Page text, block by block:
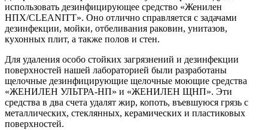
использовать дезинфицирующее средство «Женилен
НПХ/CLEANITT». Оно отлично справляется с задачами
дезинфекции, мойки, отбеливания раковин, унитазов,
кухонных плит, а также полов и стен.
Для удаления особо стойких загрязнений и дезинфекции
поверхностей нашей лабораторией были разработаны
щелочные дезинфицирующие щелочные моющие средства
«ЖЕНИЛЕН УЛЬТРА-НП» и «ЖЕНИЛЕН ЩНП». Эти
средства в два счета удалят жир, копоть, въевшуюся грязь с
металлических, стеклянных, керамических и пластиковых
поверхностей.